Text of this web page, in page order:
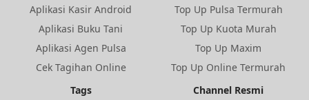
Aplikasi Kasir Android
Aplikasi Buku Tani
Aplikasi Agen Pulsa
Cek Tagihan Online
Top Up Pulsa Termurah
Top Up Kuota Murah
Top Up Maxim
Top Up Online Termurah
Tags
Channel Resmi